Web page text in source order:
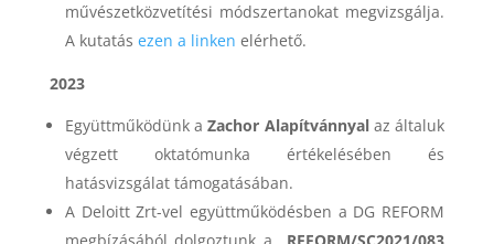
művészetközvetítési módszertanokat megvizsgálja.
A kutatás ezen a linken elérhető.
2023
Együttműködünk aZachor Alapítvánnyalaz általuk
végzett oktatómunka értékelésében és
hatásvizsgálat támogatásában.
A Deloitt Zrt-vel együttműködésben a DG REFORM